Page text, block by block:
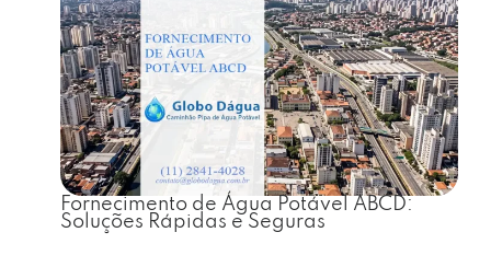
Fornecimento de Água Potável ABCD:
Soluções Rápidas e Seguras